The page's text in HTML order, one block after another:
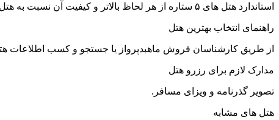
استاندارد هتل های ۵ ستاره از هر لحاظ بالاتر و کیفیت آن نسبت به هتل های سه و چهار ستاره کاملا متفاوت است.
راهنمای انتخاب بهترین هتل
از طریق کارشناسان فروش ماهبدپرواز یا جستجو و کسب اطلاعات
مدارک لازم برای رزرو هتل
تصویر گذرنامه و ویزای مسافر.
هتل های مشابه